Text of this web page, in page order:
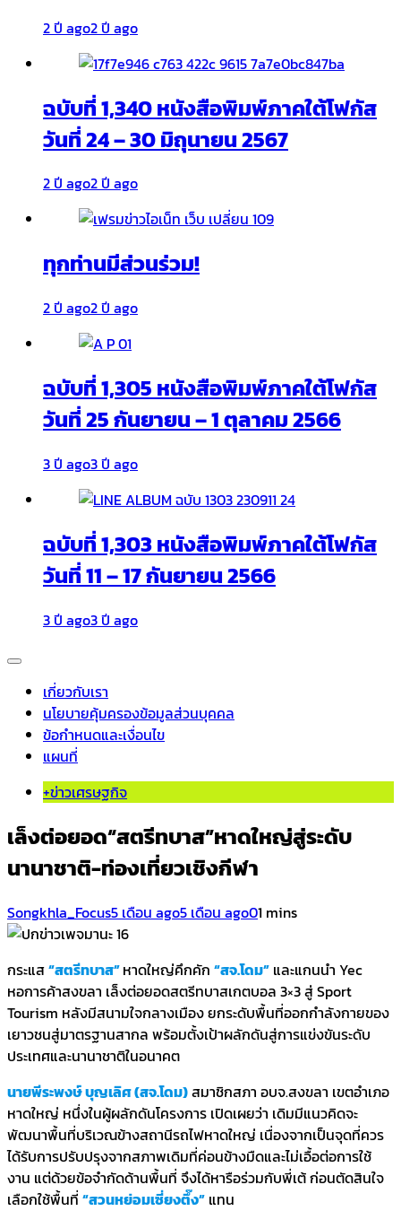
2 ปี ago2 ปี ago
ฉบับที่ 1,340 หนังสือพิมพ์ภาคใต้โฟกัส
วันที่ 24 – 30 มิถุนายน 2567
2 ปี ago2 ปี ago
ทุกท่านมีส่วนร่วม!
2 ปี ago2 ปี ago
ฉบับที่ 1,305 หนังสือพิมพ์ภาคใต้โฟกัส
วันที่ 25 กันยายน – 1 ตุลาคม 2566
3 ปี ago3 ปี ago
ฉบับที่ 1,303 หนังสือพิมพ์ภาคใต้โฟกัส
วันที่ 11 – 17 กันยายน 2566
3 ปี ago3 ปี ago
เกี่ยวกับเรา
นโยบายคุ้มครองข้อมูลส่วนบุคคล
ข้อกำหนดและเงื่อนไข
แผนที่
+ข่าวเศรษฐกิจ
เล็งต่อยอด“สตรีทบาส”หาดใหญ่สู่ระดับ
นานาชาติ-ท่องเที่ยวเชิงกีฬา
Songkhla_Focus5 เดือน ago5 เดือน ago01 mins
กระแส“สตรีทบาส”หาดใหญ่คึกคัก “สจ.โดม” และแกนนำ Yec
หอการค้าสงขลา เล็งต่อยอดสตรีทบาสเกตบอล 3×3 สู่ Sport
Tourism หลังมีสนามใจกลางเมือง ยกระดับพื้นที่ออกกำลังกายของ
เยาวชนสู่มาตรฐานสากล พร้อมตั้งเป้าผลักดันสู่การแข่งขันระดับ
ประเทศและนานาชาติในอนาคต
นายพีระพงษ์ บุญเลิศ (สจ.โดม)สมาชิกสภา อบจ.สงขลา เขตอำเภอ
หาดใหญ่ หนึ่งในผู้ผลักดันโครงการ เปิดเผยว่า เดิมมีแนวคิดจะ
พัฒนาพื้นที่บริเวณข้างสถานีรถไฟหาดใหญ่ เนื่องจากเป็นจุดที่ควร
ได้รับการปรับปรุงจากสภาพเดิมที่ค่อนข้างมืดและไม่เอื้อต่อการใช้
งาน แต่ด้วยข้อจำกัดด้านพื้นที่ จึงได้หารือร่วมกับพี่เต้ ก่อนตัดสินใจ
เลือกใช้พื้นที่ “สวนหย่อมเซี่ยงตึ๊ง” แทน